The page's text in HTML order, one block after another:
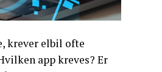
krever elbil ofte
app kreves? Er